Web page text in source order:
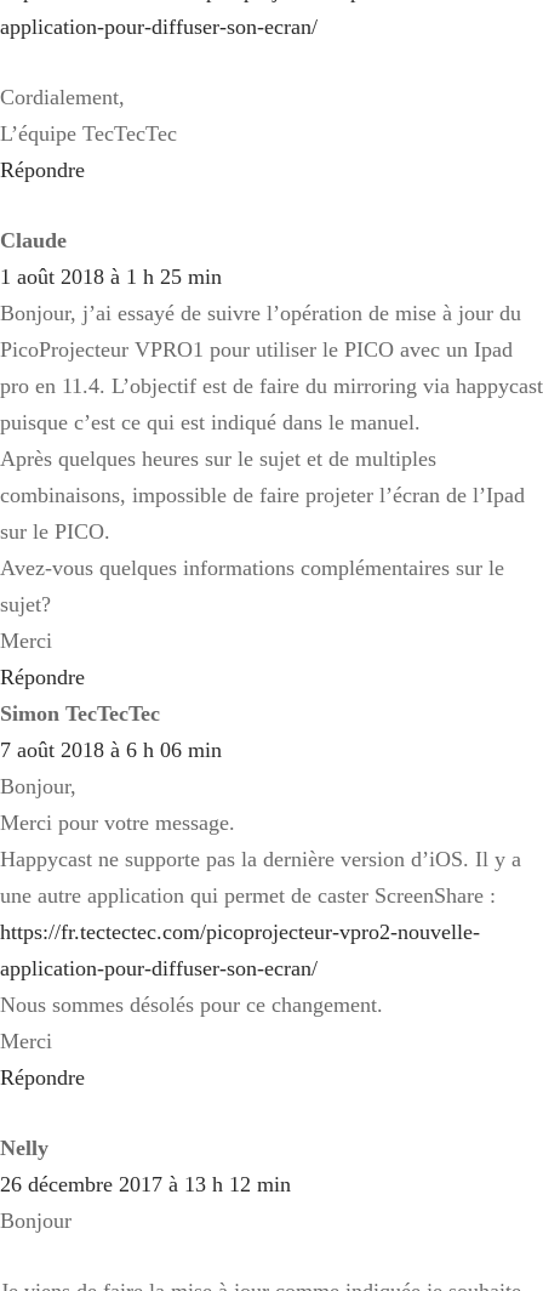
application-pour-diffuser-son-ecran/
Cordialement,
L’équipe TecTecTec
Répondre
Claude
1 août 2018 à 1 h 25 min
Bonjour, j’ai essayé de suivre l’opération de mise à jour du
PicoProjecteur VPRO1 pour utiliser le PICO avec un Ipad
pro en 11.4. L’objectif est de faire du mirroring via happycast
puisque c’est ce qui est indiqué dans le manuel.
Après quelques heures sur le sujet et de multiples
combinaisons, impossible de faire projeter l’écran de l’Ipad
sur le PICO.
Avez-vous quelques informations complémentaires sur le
sujet?
Merci
Répondre
Simon TecTecTec
7 août 2018 à 6 h 06 min
Bonjour,
Merci pour votre message.
Happycast ne supporte pas la dernière version d’iOS. Il y a
une autre application qui permet de caster ScreenShare :
https://fr.tectectec.com/picoprojecteur-vpro2-nouvelle-
application-pour-diffuser-son-ecran/
Nous sommes désolés pour ce changement.
Merci
Répondre
Nelly
26 décembre 2017 à 13 h 12 min
Bonjour